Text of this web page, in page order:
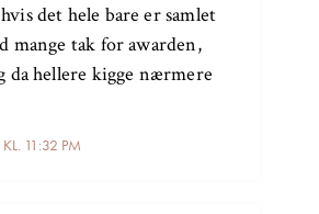
11:32 PM
det hele bare er samlet
mange tak for awarden,
da hellere kigge nærmere